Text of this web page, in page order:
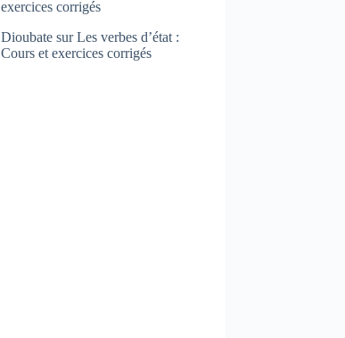
exercices corrigés
Dioubate surLes verbes d’état :
Cours et exercices corrigés